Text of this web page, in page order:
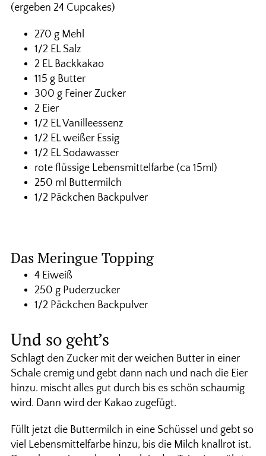
(ergeben 24 Cupcakes)
270 g Mehl
1/2 EL Salz
2 EL Backkakao
115 g Butter
300 g Feiner Zucker
2 Eier
1/2 EL Vanilleessenz
1/2 EL weißer Essig
1/2 EL Sodawasser
rote flüssige Lebensmittelfarbe (ca 15ml)
250 ml Buttermilch
1/2 Päckchen Backpulver
Das Meringue Topping
4 Eiweiß
250 g Puderzucker
1/2 Päckchen Backpulver
Und so geht’s
Schlagt den Zucker mit der weichen Butter in einer
Schale cremig und gebt dann nach und nach die Eier
hinzu. mischt alles gut durch bis es schön schaumig
wird. Dann wird der Kakao zugefügt.
Füllt jetzt die Buttermilch in eine Schüssel und gebt so
viel Lebensmittelfarbe hinzu, bis die Milch knallrot ist.